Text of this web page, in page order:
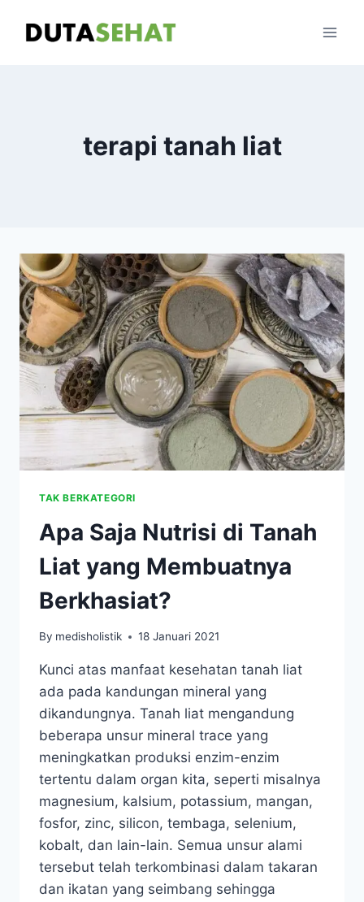
terapi tanah liat
TAK BERKATEGORI
Apa Saja Nutrisi di Tanah
Liat yang Membuatnya
Berkhasiat?
By medisholistik 18 Januari 2021
Kunci atas manfaat kesehatan tanah liat
ada pada kandungan mineral yang
dikandungnya. Tanah liat mengandung
beberapa unsur mineral trace yang
meningkatkan produksi enzim-enzim
tertentu dalam organ kita, seperti misalnya
magnesium, kalsium, potassium, mangan,
fosfor, zinc, silicon, tembaga, selenium,
kobalt, dan lain-lain. Semua unsur alami
tersebut telah terkombinasi dalam takaran
dan ikatan yang seimbang sehingga